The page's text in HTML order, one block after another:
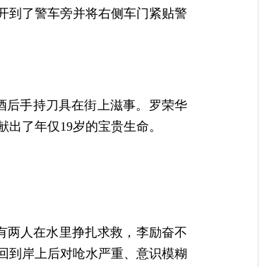
到了警车旁并将右侧车门紧贴警
后手持刀具在街上滋事。罗荣华
了年仅19岁的宝贵生命。
两人在水里挣扎求救，李励奋不
到岸上后对呛水严重、意识模糊